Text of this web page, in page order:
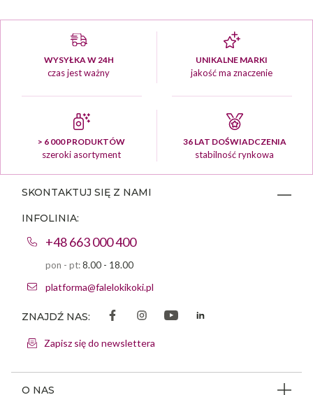
WYSYŁKA W 24H
czas jest ważny
UNIKALNE MARKI
jakość ma znaczenie
> 6 000 PRODUKTÓW
szeroki asortyment
36 LAT DOŚWIADCZENIA
stabilność rynkowa
O NAS
SKONTAKTUJ SIĘ Z NAMI
INFOLINIA:
+48 663 000 400
pon - pt:8.00 - 18.00
platforma@falelokikoki.pl
ZNAJDŹ NAS:
Zapisz się do newslettera